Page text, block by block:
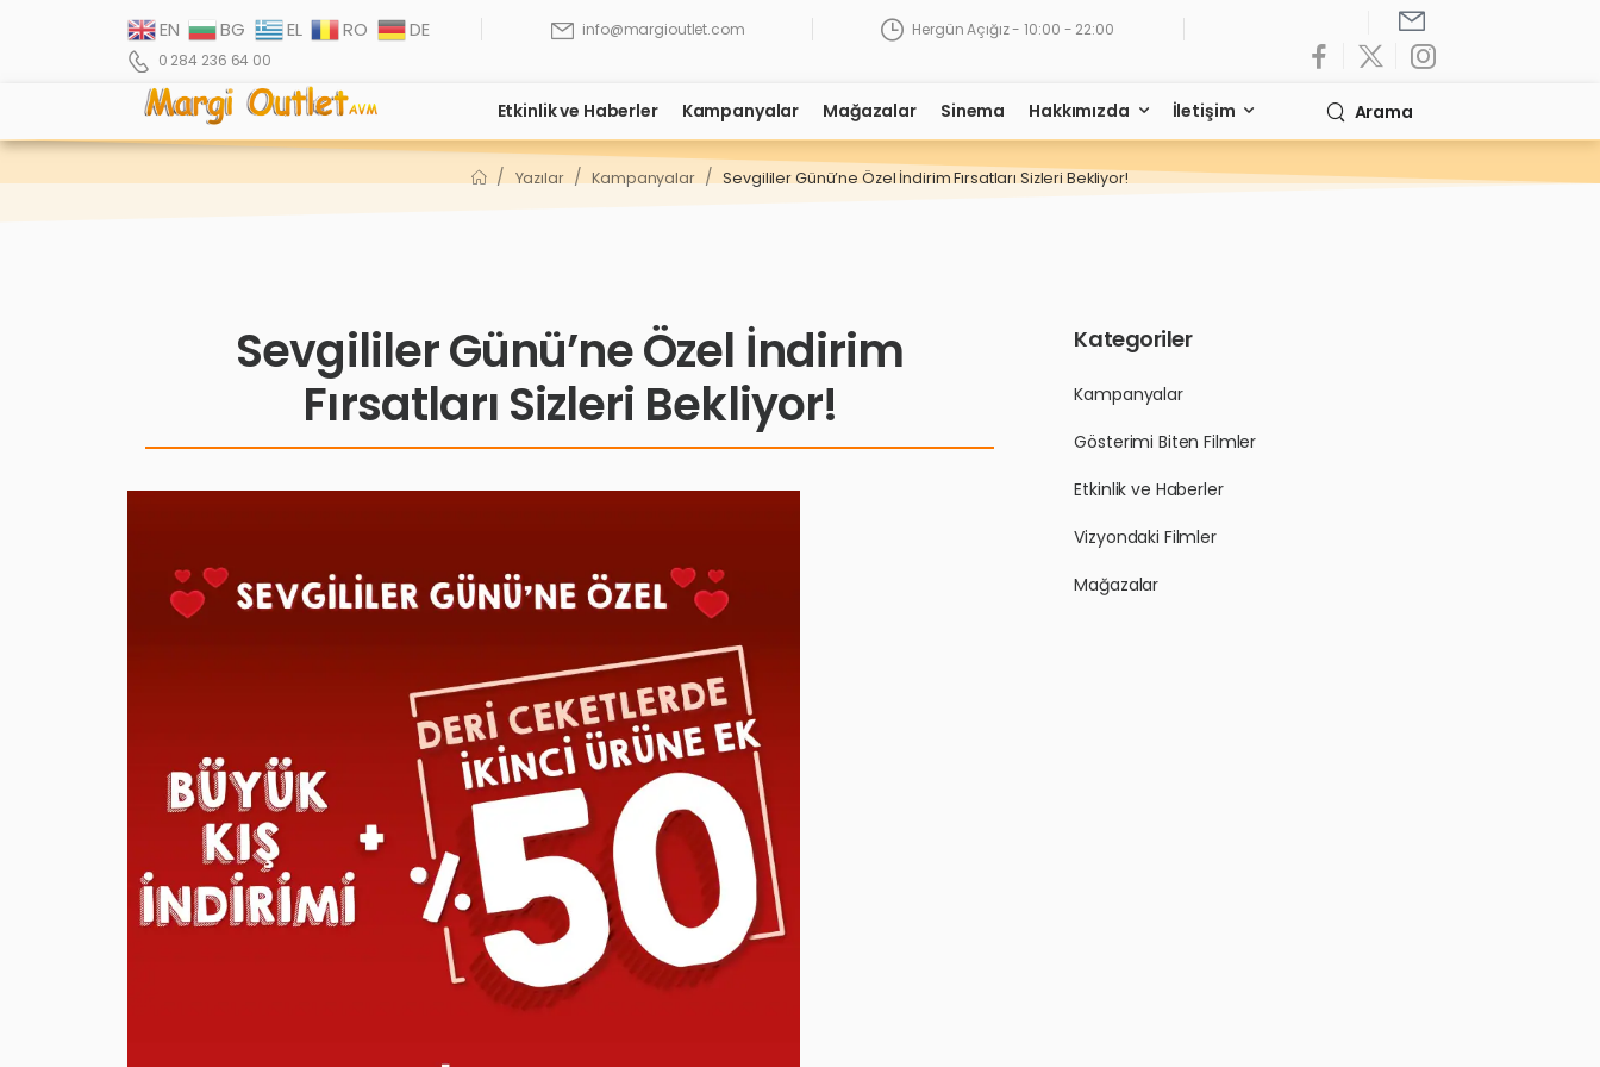
EN BG EL RO DE info@margioutlet.com
Hergün Açığız - 10:00 - 22:00
0 284 236 64 00
Etkinlik ve Haberler Kampanyalar Mağazalar Sinema Hakkımızda İletişim Arama
/ Yazılar / Kampanyalar / Sevgililer Günü’ne Özel İndirim Fırsatları Sizleri Bekliyor!
Kategoriler
Kampanyalar
Gösterimi Biten Filmler
Etkinlik ve Haberler
Vizyondaki Filmler
Mağazalar
Sevgililer Günü’ne Özel İndirim
Fırsatları Sizleri Bekliyor!